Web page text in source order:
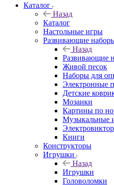
Каталог
Назад
Каталог
Настольные игры
Развивающие
Назад
Развивающие
Живой песок
Наборы для
Электронные
Детские
Мозаики
Картины по
Музыкальные
Книги
Конструкторы
Игрушки
Назад
Игрушки
Головоломки